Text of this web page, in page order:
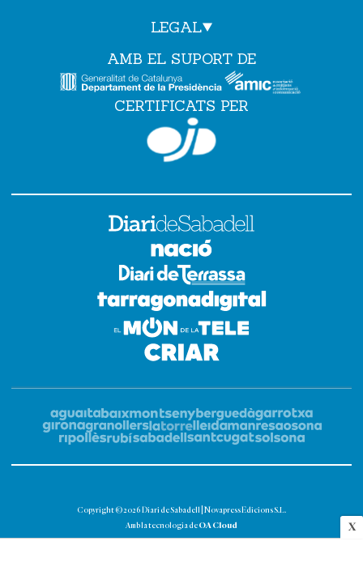
X
LEGAL
AMB EL SUPORT DE
CERTIFICATS PER
Copyright © 2026 Diari de Sabadell | Novapress Edicions S.L.
Amb la tecnologia de OA Cloud